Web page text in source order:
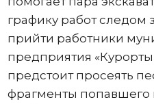
графику работ следом
прийти работники
предприятия
предстоит просеять
фрагменты попавшего